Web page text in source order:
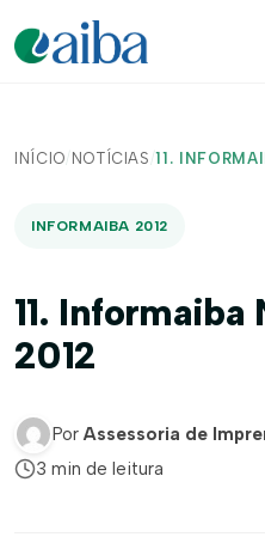
INÍCIO/ NOTÍCIAS /11.
INFORMAIBA 2012
11. Informaiba
2012
Por Assessoria de
3 min de leitura